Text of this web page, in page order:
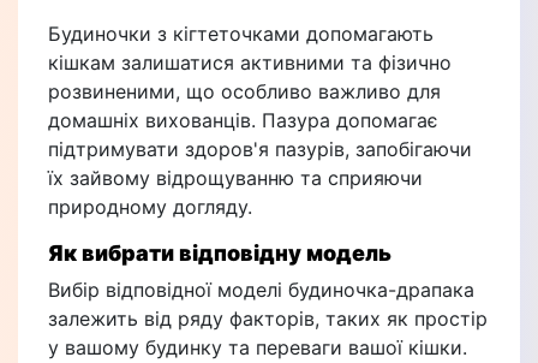
Будиночки з кігтеточками допомагають
кішкам залишатися активними та фізично
розвиненими, що особливо важливо для
домашніх вихованців. Пазура допомагає
підтримувати здоров'я пазурів, запобігаючи
їх зайвому відрощуванню та сприяючи
природному догляду.
Як вибрати відповідну модель
Вибір відповідної моделі будиночка-драпака
залежить від ряду факторів, таких як простір
у вашому будинку та переваги вашої кішки.